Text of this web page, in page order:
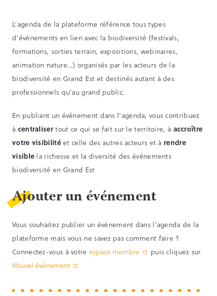
L’agenda de la plateforme référence tous types
d’événements en lien avec la biodiversité (festivals,
formations, sorties terrain, expositions, webinaires,
animation nature…) organisés par les acteurs de la
biodiversité en Grand Est et destinés autant à des
professionnels qu’au grand public.
En publiant un événement dans l’agenda, vous contribuez
à centralisertout ce qui se fait sur le territoire, à accroître
votre visibilitéet celle des autres acteurs et à rendre
visible la richesse et la diversité des événements
biodiversité en Grand Est
Ajouter un événement
Vous souhaitez publier un événement dans l’agenda de la
plateforme mais vous ne savez pas comment faire ?
Connectez-vous à votre espace membre
puis cliquez sur
Nouvel événement